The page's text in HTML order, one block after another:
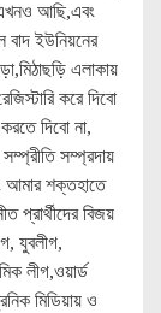
এখনও আছি,এবং
বাদ ইউনিয়নের
এলাকায়
করে দিবো
দিবো না,
সম্প্রদায়
আমার শক্তহাতে
প্রার্থীদের বিজয়
যুবলীগ,
লীগ,ওয়ার্ড
মিডিয়ায় ও